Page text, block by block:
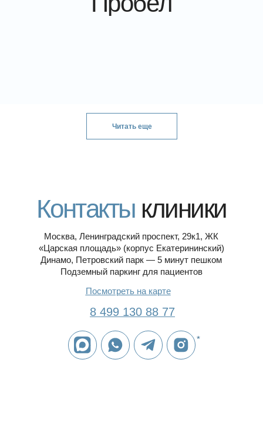
Читать еще